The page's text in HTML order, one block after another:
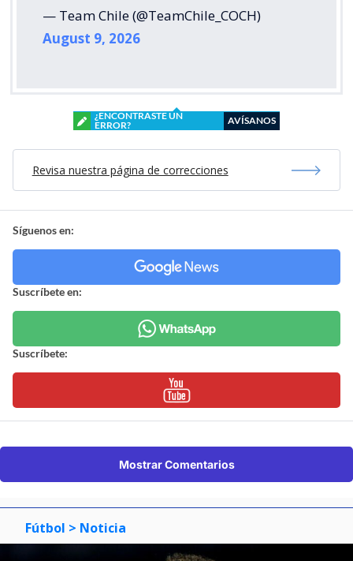
— Team Chile (@TeamChile_COCH)
August 9, 2026
¿ENCONTRASTE UN
ERROR?
AVÍSANOS
Revisa nuestra página de correcciones
Síguenos en:
Suscríbete en:
Suscríbete:
Mostrar Comentarios
Fútbol > Noticia